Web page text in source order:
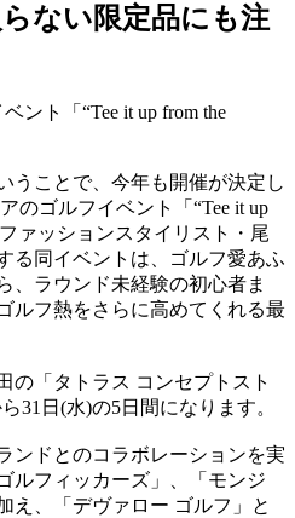
ない限定品にも注
うことで、今年も開催が決定し
のゴルフイベント「“Tee it up
ァッションスタイリスト・尾
る同イベントは、ゴルフ愛あふ
、ラウンド未経験の初心者ま
ルフ熱をさらに高めてくれる最
の「タトラス コンセプトスト
31日(水)の5日間になります。
ンドとのコラボレーションを実
ルフィッカーズ」、「モンジ
え、「デヴァロー ゴルフ」と